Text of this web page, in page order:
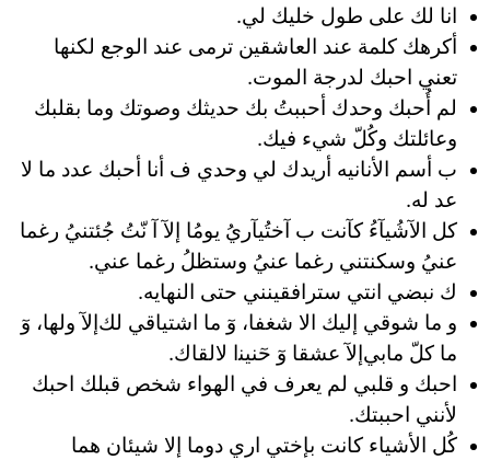
انا لك على طول خليك لي.
أكرهك كلمة عند العاشقين ترمى عند الوجع لكنها
تعني احبك لدرجة الموت.
لم أُحبك وحدك أحببتُ بك حديثك وصوتك وما بقلبك
وعائلتك وكُلّ شيء فيك.
ب أسم الأنانيه أريدك لي وحدي ف أنا أحبك عدد ما لا
عد له.
كل الآشُيآءُ كآنت ب آختُيآريُ يومُا إلآ آ نّتُ جُئتنيُ رغما
عنيُ وسكنتني رغما عنيُ وستظلُ رغما عني.
ك نبضي انتي سترافقينني حتى النهايه.
و ما شوقي إليك الا شغفا، ﻭٓ ما اشتياقي لكﺇﻵ ولها، ﻭٓ
ما ﻛﻞّ مابيﺇﻵ عشقا ﻭٓ ﺣٓﻨﻴﻨا لالقاك.
احبك و قلبي لم يعرف في الهواء شخص قبلك احبك
لأنني احببتك.
كُل الأشياء كانت بإختي اري دوما إلا شيئان هما